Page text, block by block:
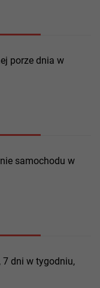
porze dnia w
samochodu w
7 dni w tygodniu,